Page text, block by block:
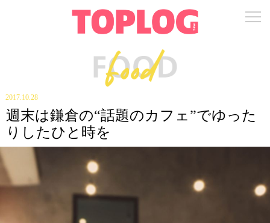
2017.10.28
週末は鎌倉の“話題のカフェ”でゆった
りしたひと時を